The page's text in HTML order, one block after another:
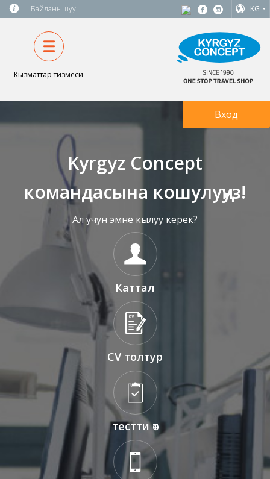
Байланышуу KG
Кызматтар тизмеси
Kyrgyz Concept
командасына кошулуңуз!
Ал учун эмне кылуу керек?
Каттал
CV толтур
тестти өт
Вход